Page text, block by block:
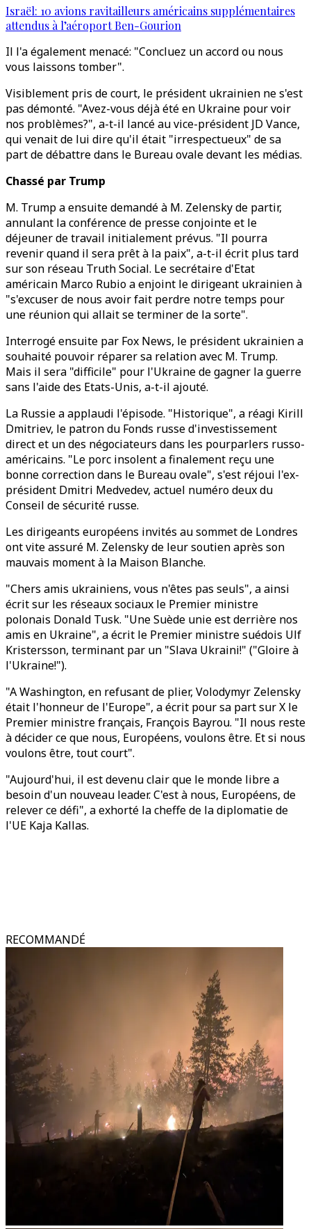
Israël: 10 avions ravitailleurs américains supplémentaires
attendus à l’aéroport Ben-Gourion
Il l'a également menacé: "Concluez un accord ou nous
vous laissons tomber".
Visiblement pris de court, le président ukrainien ne s'est
pas démonté. "Avez-vous déjà été en Ukraine pour voir
nos problèmes?", a-t-il lancé au vice-président JD Vance,
qui venait de lui dire qu'il était "irrespectueux" de sa
part de débattre dans le Bureau ovale devant les médias.
Chassé par Trump
M. Trump a ensuite demandé à M. Zelensky de partir,
annulant la conférence de presse conjointe et le
déjeuner de travail initialement prévus. "Il pourra
revenir quand il sera prêt à la paix", a-t-il écrit plus tard
sur son réseau Truth Social. Le secrétaire d'Etat
américain Marco Rubio a enjoint le dirigeant ukrainien à
"s'excuser de nous avoir fait perdre notre temps pour
une réunion qui allait se terminer de la sorte".
Interrogé ensuite par Fox News, le président ukrainien a
souhaité pouvoir réparer sa relation avec M. Trump.
Mais il sera "difficile" pour l'Ukraine de gagner la guerre
sans l'aide des Etats-Unis, a-t-il ajouté.
La Russie a applaudi l'épisode. "Historique", a réagi Kirill
Dmitriev, le patron du Fonds russe d'investissement
direct et un des négociateurs dans les pourparlers russo-
américains. "Le porc insolent a finalement reçu une
bonne correction dans le Bureau ovale", s'est réjoui l'ex-
président Dmitri Medvedev, actuel numéro deux du
Conseil de sécurité russe.
Les dirigeants européens invités au sommet de Londres
ont vite assuré M. Zelensky de leur soutien après son
mauvais moment à la Maison Blanche.
"Chers amis ukrainiens, vous n'êtes pas seuls", a ainsi
écrit sur les réseaux sociaux le Premier ministre
polonais Donald Tusk. "Une Suède unie est derrière nos
amis en Ukraine", a écrit le Premier ministre suédois Ulf
Kristersson, terminant par un "Slava Ukraini!" ("Gloire à
l'Ukraine!").
"A Washington, en refusant de plier, Volodymyr Zelensky
était l'honneur de l'Europe", a écrit pour sa part sur X le
Premier ministre français, François Bayrou. "Il nous reste
à décider ce que nous, Européens, voulons être. Et si nous
voulons être, tout court".
"Aujourd'hui, il est devenu clair que le monde libre a
besoin d'un nouveau leader. C'est à nous, Européens, de
relever ce défi", a exhorté la cheffe de la diplomatie de
l'UE Kaja Kallas.
RECOMMANDÉ